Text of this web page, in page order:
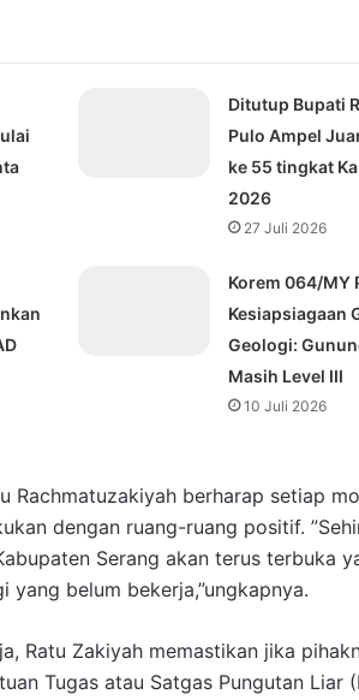
Ditutup Bupati
Pulo Ampel
ke 55 tingkat
2026
27 Juli 2026
Korem 064/MY
Kesiapsiagaan
Geologi:
Masih Level III
10 Juli 2026
Rachmatuzakiyah berharap setiap
dengan ruang-ruang positif.
Serang akan terus terbuka
belum bekerja,”ungkapnya.
Ratu Zakiyah memastikan jika
Tugas atau Satgas Pungutan Liar